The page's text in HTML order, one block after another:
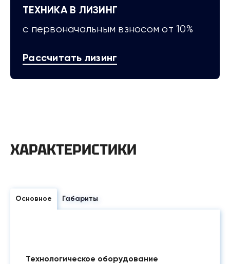
ТЕХНИКА В ЛИЗИНГ
с первоначальным взносом от 10%
Рассчитать лизинг
ХАРАКТЕРИСТИКИ
Основное Габариты
Технологическое оборудование